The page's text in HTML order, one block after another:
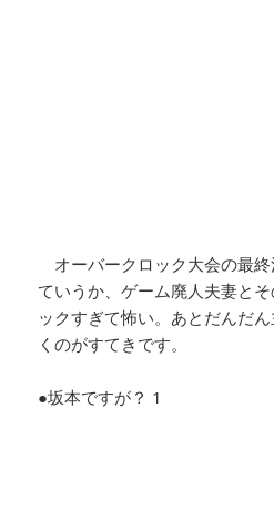
オーバークロック大会の最
ていうか、ゲーム廃人夫妻と
ックすぎて怖い。あとだんだ
くのがすてきです。
●坂本ですが？ 1